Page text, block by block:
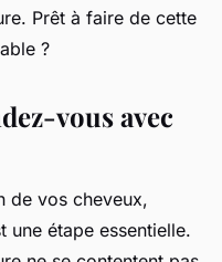
Prêt à faire de cette
?
vous avec
de vos cheveux,
une étape essentielle.